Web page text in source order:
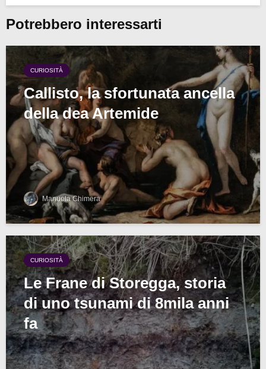
Potrebbero interessarti
CURIOSITÀ
Callisto, la sfortunata ancella
della dea Artemide
Manuela Chimera
CURIOSITÀ
Le Frane di Storegga, storia
di uno tsunami di 8mila anni
fa